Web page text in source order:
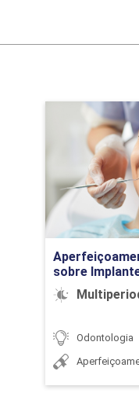
sobre
Odontologia
Prótese